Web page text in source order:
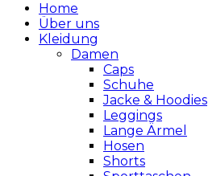
Home
Über uns
Kleidung
Damen
Caps
Schuhe
Jacke & Hoodies
Leggings
Lange Ärmel
Hosen
Shorts